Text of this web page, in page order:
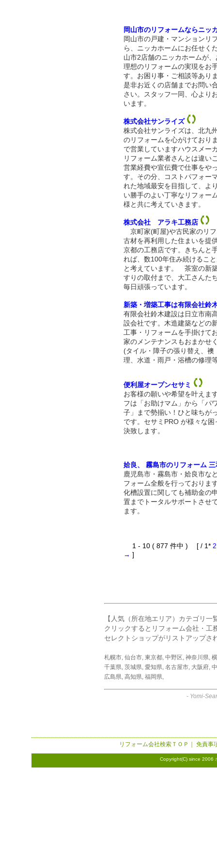
岡山市のリフォームならニッ
岡山市の戸建・マンションリ
ら、ニッカホームにお任せく
山市2店舗のニッカホームが
理想のリフォームの実現をお
す。お困り事・ご相談等あり
是非お近くの店舗までお問い
さい。スタッフ一同、心より
います。
株式会社サンライズ
株式会社サンライズは、北九
のリフォームを心がけており
で営業していますハウスメー
リフォーム業者さんとは違い
営業経費や宣伝費で仕事をや
す。その分、コストパフォー
れた地域最安を目指して、よ
い勝手のよい丁寧なリフォー
様と共に考えていきます。
株式会社 アラキ工務店
京町家(町屋)や古民家のリ
古材を再利用した住まいを提
京都の工務店です。きちんと
れば、数100年住み続けるこ
と考えています。 茶室の新
すりの取付まで、大工さんた
毎日頑張っています。
新築・増築工事は有限会社鈴
有限会社鈴木建設は日立市南
設会社です。木造建築などの
工事・リフォームを手掛けて
家のメンテナンスもおまかせ
(タイル・障子の張り替え、襖
理、水道・雨戸・浴槽の修理
便利屋オープンセサミ
お客様の願いや希望を叶えま
フは「お助けマム」から「パ
子」まで勢揃い！ひと味ちが
です。セサミPRO が様々な困
決致します。
姶良、 霧島市のリフォーム
鹿児島市・霧島市・姶良市な
フォーム全般を行っておりま
化槽設置に関しても補助金の
置までトータルサポートさせ
ます。
1 - 10 ( 877 件中 ) [ / 1* 2
→ ]
【人気（所在地エリア）カテゴリ一
クリックするとリフォーム会社・工
セレクトショップがリストアップさ
札幌市, 仙台市, 東京都, 中野区, 神奈川県,
千葉県, 茨城県, 愛知県, 名古屋市, 大阪府,
広島県, 高知県, 福岡県,
- Yomi-
リフォーム会社検索ＴＯＰ｜ 免責事
Copyright(C) since 2006